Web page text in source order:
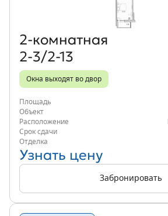
2‑комнатная
2-3/2-13
Окна выходят во двор
Площадь
Объект
Расположение
Срок сдачи
Отделка
Узнать цену
Забронировать